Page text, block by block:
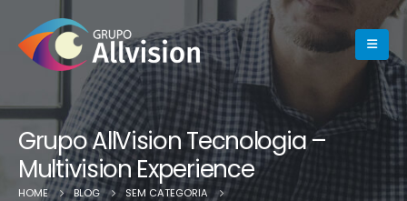
Grupo AllVision Tecnologia –
Multivision Experience
HOME BLOG
SEM CATEGORIA